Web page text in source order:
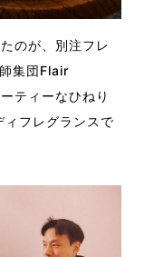
のが、別注フレ
集団Flair
ティーなひねり
ィフレグランスで